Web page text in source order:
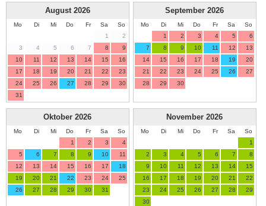
August 2026
Mo Di Mi Do Fr Sa
So
1
2
3
4 5 6 7 8
9
10
11 12 13 14 15
16
17
18 19 20 21 22
23
24
25 26 27 28 29
30
31
September 2026
Mo Di Mi Do Fr Sa
So
1
2 3 4 5
6
7
8 9 10 11 12
13
14
15 16 17 18 19
20
21
22 23 24 25 26
27
28
29 30
Oktober 2026
Mo Di Mi Do Fr Sa
So
1
2 3
4
5
6 7 8 9 10
11
12
13 14 15 16 17
18
19
20 21 22 23 24
25
26
27 28 29 30 31
November 2026
Mo Di Mi Do Fr Sa
So
1
2
3 4 5 6 7
8
9
10 11 12 13 14
15
16
17 18 19 20 21
22
23
24 25 26 27 28
29
30